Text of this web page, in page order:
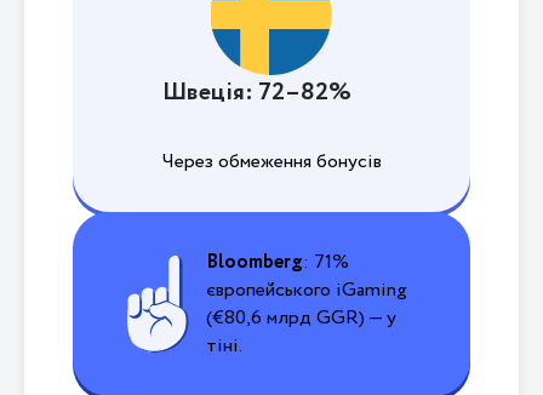
Швеція: 72–82%
Через обмеження бонусів
Bloomberg: 71%
європейського iGaming
(€80,6 млрд GGR) — у
тіні.